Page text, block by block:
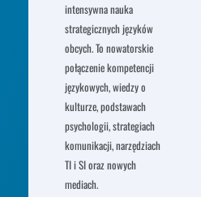
intensywna nauka
strategicznych języków
obcych. To nowatorskie
połączenie kompetencji
językowych, wiedzy o
kulturze, podstawach
psychologii, strategiach
komunikacji, narzędziach
TI i SI oraz nowych
mediach.